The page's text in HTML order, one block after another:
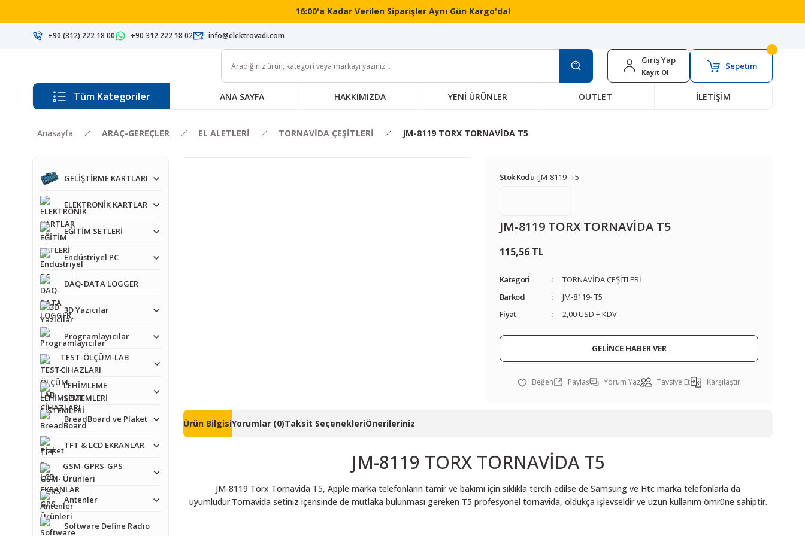
16:00'a Kadar Verilen Siparişler Aynı Gün Kargo'da!
+90 (312) 222 18 00 +90 312 222 18 02 info@elektrovadi.com
Giriş Yap
Kayıt Ol
Sepetim
Tüm Kategoriler ANA SAYFA HAKKIMIZDA YENİ ÜRÜNLER OUTLET İLETİŞİM
Anasayfa ARAÇ-GEREÇLER EL ALETLERİ TORNAVİDA ÇEŞİTLERİ JM-8119 TORX TORNAVİDA T5
GELİŞTİRME KARTLARI
ELEKTRONİK KARTLAR
EĞİTİM SETLERİ
Endüstriyel PC
DAQ-DATA LOGGER
3D Yazıcılar
Programlayıcılar
TEST-ÖLÇÜM-LAB
CİHAZLARI
LEHİMLEME
SİSTEMLERİ
BreadBoard ve Plaket
TFT & LCD EKRANLAR
GSM-GPRS-GPS
Ürünleri
Antenler
Software Define Radio
Stok Kodu :JM-8119- T5
JM-8119 TORX TORNAVİDA T5
115,56 TL
Kategori
TORNAVİDA ÇEŞİTLERİ
Barkod
JM-8119- T5
Fiyat
2,00 USD + KDV
GELİNCE HABER VER
Paylaş Yorum Yaz Tavsiye Et Karşılaştır
Ürün BilgisiYorumlar (0)Taksit SeçenekleriÖnerileriniz
JM-8119 TORX TORNAVİDA T5
JM-8119 Torx Tornavida T5, Apple marka telefonların tamir ve bakımı için sıklıkla tercih edilse de Samsung ve Htc marka telefonlarla da
uyumludur.Tornavida setiniz içerisinde de mutlaka bulunması gereken T5 profesyonel tornavida, oldukça işlevseldir ve uzun kullanım ömrüne sahiptir.